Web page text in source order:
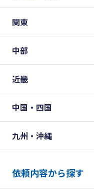
関東
中部
近畿
中国・四国
九州・沖縄
依頼内容から探す